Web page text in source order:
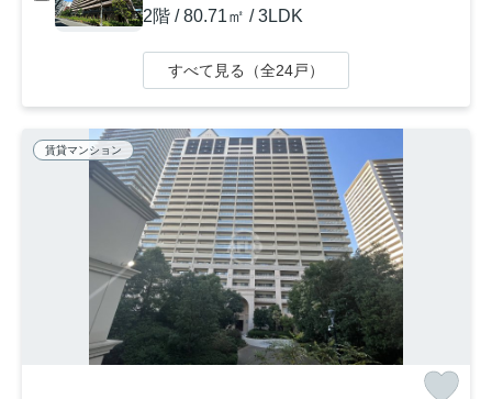
2階 / 80.71㎡ / 3LDK
すべて見る（全24戸）
賃貸マンション